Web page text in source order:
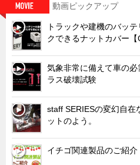
動画ピックアップ
トラックや建機のバッ
クできるナットカバー【
気象非常に備えて車の
ラス破壊試験
staff SERIESの変幻自在
ットのよう。
イチゴ関連製品のご紹介